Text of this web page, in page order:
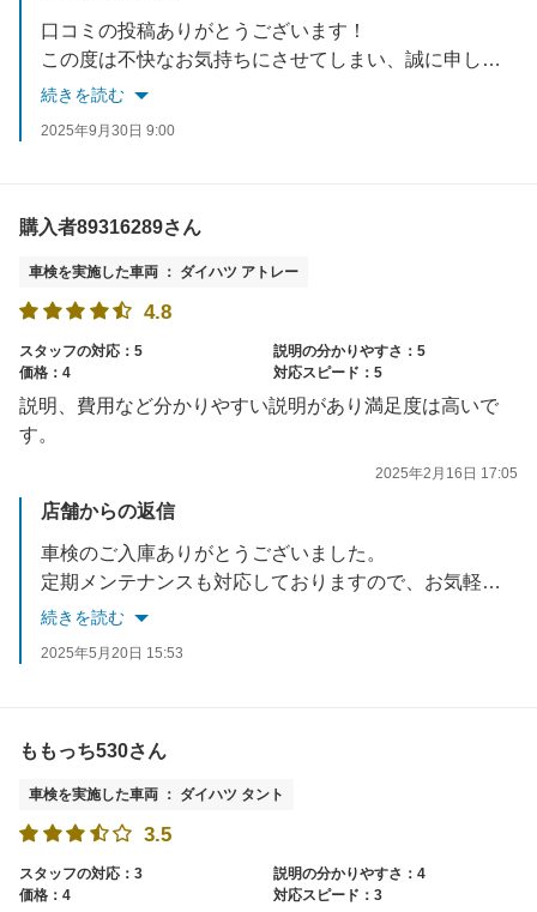
口コミの投稿ありがとうございます！
この度は不快なお気持ちにさせてしまい、誠に申し訳ございませんでした。
また、貴重なご意見を頂き感謝いたします。
続きを読む
2025年9月30日 9:00
購入者89316289さん
車検を実施した車両 ： ダイハツ アトレー
4.8
スタッフの対応：5
説明の分かりやすさ：5
価格：4
対応スピード：5
説明、費用など分かりやすい説明があり満足度は高いで
す。
2025年2月16日 17:05
店舗からの返信
車検のご入庫ありがとうございました。
定期メンテナンスも対応しておりますので、お気軽にご相談くださいませ。
またのご利用お待ちしております。
続きを読む
2025年5月20日 15:53
ももっち530さん
車検を実施した車両 ： ダイハツ タント
3.5
スタッフの対応：3
説明の分かりやすさ：4
価格：4
対応スピード：3